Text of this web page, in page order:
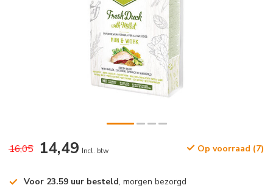
16,05 14,49 Incl. btw Op voorraad (7)
Voor 23.59 uur besteld, morgen bezorgd